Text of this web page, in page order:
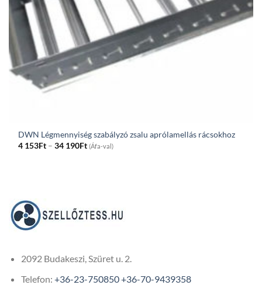
DWN Légmennyiség szabályzó zsalu aprólamellás rácsokhoz
4 153Ft – 34 190FtPrice
range:
(Áfa-val)
2092 Budakeszi, Szüret u. 2.
Telefon: +36-23-750850+36-70-9439358